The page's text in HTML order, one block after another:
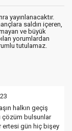
yayınlanacaktır.
saldırı içeren,
ve büyük
yorumlardan
tutulamaz.
halkın geçiş
çözüm bulsunlar
ertesi gün hiç bişey